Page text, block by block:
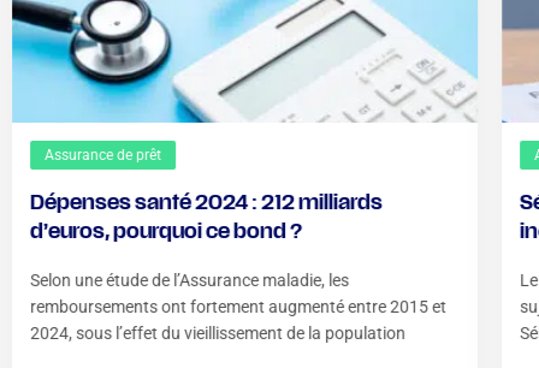
Assurance de prêt
Dépenses santé 2024 : 212 milliards
d’euros, pourquoi ce bond ?
Selon une étude de l’Assurance maladie, les
remboursements ont fortement augmenté entre 2015 et
2024, sous l’effet du vieillissement de la population